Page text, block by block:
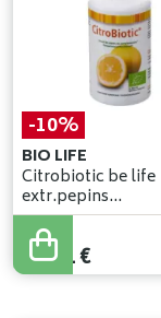
-10%
BIO LIFE
Citrobiotic be life
extr.pepins
15,90
14,31€